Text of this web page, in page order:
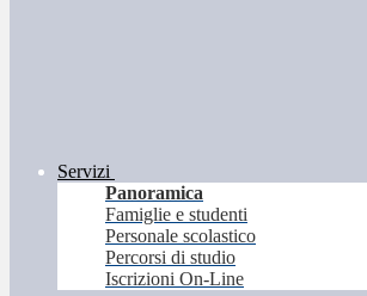
Servizi
Panoramica
Famiglie e studenti
Personale scolastico
Percorsi di studio
Iscrizioni On-Line